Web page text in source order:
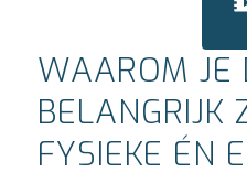
WAAROM JE
BELANGRIJK
FYSIEKE ÉN